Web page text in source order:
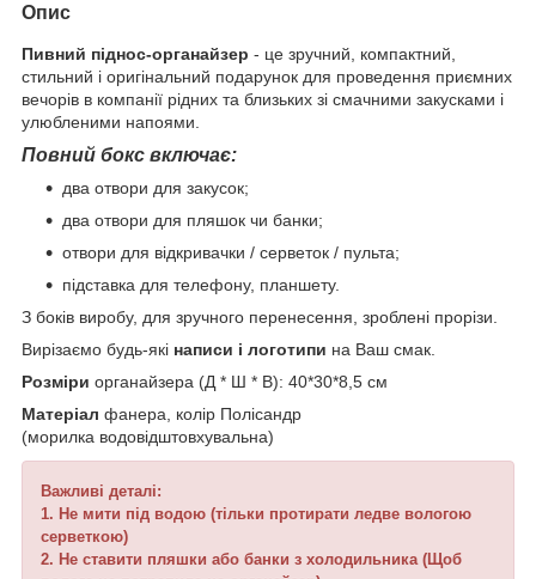
Опис
Пивний піднос-органайзер - це зручний, компактний,
стильний і оригінальний подарунок для проведення приємних
вечорів в компанії рідних та близьких зі смачними закусками і
улюбленими напоями.
Повний бокс включає:
два отвори для закусок;
два отвори для пляшок чи банки;
отвори для відкривачки / серветок / пульта;
підставка для телефону, планшету.
З боків виробу, для зручного перенесення, зроблені прорізи.
Вирізаємо будь-які написи і логотипи на Ваш смак.
Розміри органайзера (Д * Ш * В): 40*30*8,5 см
Матеріал фанера, колір Полісандр
(морилка водовідштовхувальна)
Важливі деталі:
1. Не мити під водою (тільки протирати ледве вологою
серветкою)
2. Не ставити пляшки або банки з холодильника (Щоб